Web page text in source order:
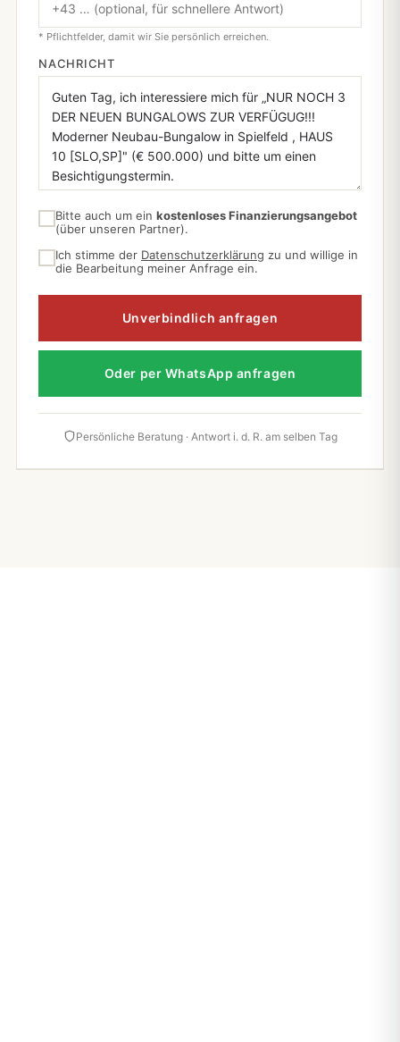
* Pflichtfelder, damit wir Sie persönlich erreichen.
NACHRICHT
Bitte auch um ein kostenloses Finanzierungsangebot
(über unseren Partner).
Ich stimme der Datenschutzerklärung zu und willige in
die Bearbeitung meiner Anfrage ein.
Unverbindlich anfragen
Oder per WhatsApp anfragen
Persönliche Beratung · Antwort i. d. R. am selben Tag